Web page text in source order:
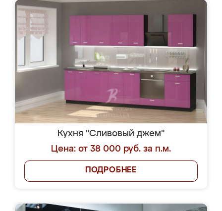
Кухня "Сливовый джем"
Цена: от 38 000 руб. за п.м.
ПОДРОБНЕЕ